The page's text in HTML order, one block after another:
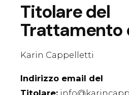
Titolare del
Trattamento
Karin Cappelletti
Indirizzo email del
Titolare: